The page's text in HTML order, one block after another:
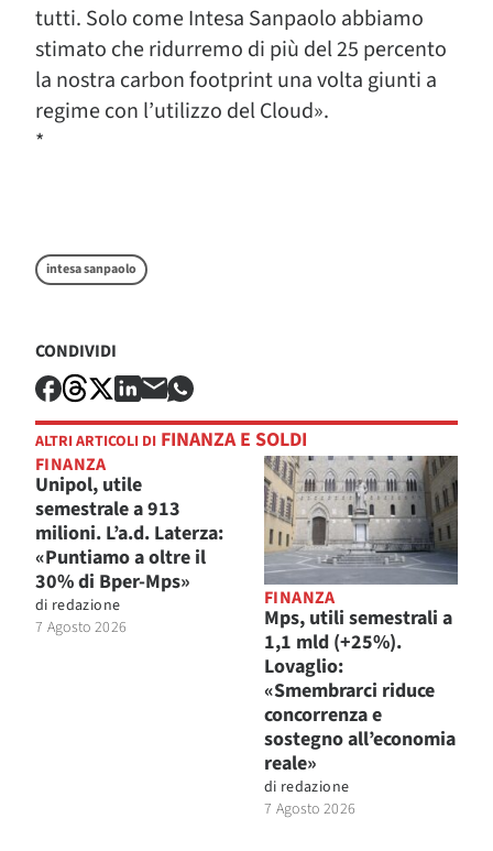
tutti. Solo come Intesa Sanpaolo abbiamo
stimato che ridurremo di più del 25 percento
la nostra carbon footprint una volta giunti a
regime con l’utilizzo del Cloud».
*
intesa sanpaolo
CONDIVIDI
ALTRI ARTICOLI DI FINANZA E SOLDI
FINANZA
Unipol, utile
semestrale a 913
milioni. L’a.d. Laterza:
«Puntiamo a oltre il
30% di Bper-Mps»
di redazione
7 Agosto 2026
FINANZA
Mps, utili semestrali a
1,1 mld (+25%).
Lovaglio:
«Smembrarci riduce
concorrenza e
sostegno all’economia
reale»
di redazione
7 Agosto 2026